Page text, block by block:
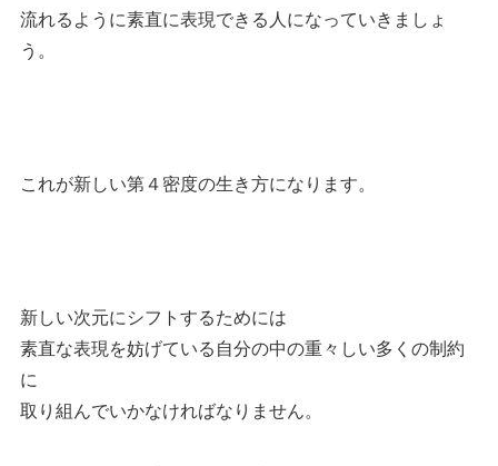
流れるように素直に表現できる人になっていきましょ
う。
これが新しい第４密度の生き方になります。
新しい次元にシフトするためには
素直な表現を妨げている自分の中の重々しい多くの制約
に
取り組んでいかなければなりません。